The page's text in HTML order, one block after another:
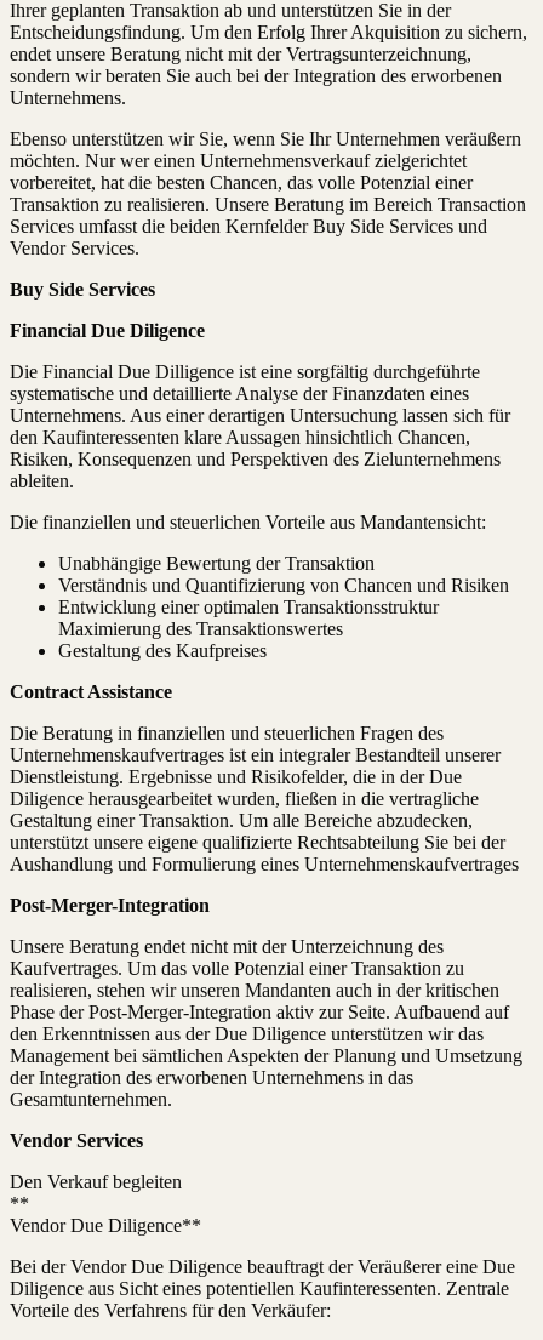
Ihrer geplanten Transaktion ab und unterstützen Sie in der
Entscheidungsfindung. Um den Erfolg Ihrer Akquisition zu sichern,
endet unsere Beratung nicht mit der Vertragsunterzeichnung,
sondern wir beraten Sie auch bei der Integration des erworbenen
Unternehmens.
Ebenso unterstützen wir Sie, wenn Sie Ihr Unternehmen veräußern
möchten. Nur wer einen Unternehmensverkauf zielgerichtet
vorbereitet, hat die besten Chancen, das volle Potenzial einer
Transaktion zu realisieren. Unsere Beratung im Bereich Transaction
Services umfasst die beiden Kernfelder Buy Side Services und
Vendor Services.
Buy Side Services
Financial Due Diligence
Die Financial Due Dilligence ist eine sorgfältig durchgeführte
systematische und detaillierte Analyse der Finanzdaten eines
Unternehmens. Aus einer derartigen Untersuchung lassen sich für
den Kaufinteressenten klare Aussagen hinsichtlich Chancen,
Risiken, Konsequenzen und Perspektiven des Zielunternehmens
ableiten.
Die finanziellen und steuerlichen Vorteile aus Mandantensicht:
Unabhängige Bewertung der Transaktion
Verständnis und Quantifizierung von Chancen und Risiken
Entwicklung einer optimalen Transaktionsstruktur
Maximierung des Transaktionswertes
Gestaltung des Kaufpreises
Contract Assistance
Die Beratung in finanziellen und steuerlichen Fragen des
Unternehmenskaufvertrages ist ein integraler Bestandteil unserer
Dienstleistung. Ergebnisse und Risikofelder, die in der Due
Diligence herausgearbeitet wurden, fließen in die vertragliche
Gestaltung einer Transaktion. Um alle Bereiche abzudecken,
unterstützt unsere eigene qualifizierte Rechtsabteilung Sie bei der
Aushandlung und Formulierung eines Unternehmenskaufvertrages
Post-Merger-Integration
Unsere Beratung endet nicht mit der Unterzeichnung des
Kaufvertrages. Um das volle Potenzial einer Transaktion zu
realisieren, stehen wir unseren Mandanten auch in der kritischen
Phase der Post-Merger-Integration aktiv zur Seite. Aufbauend auf
den Erkenntnissen aus der Due Diligence unterstützen wir das
Management bei sämtlichen Aspekten der Planung und Umsetzung
der Integration des erworbenen Unternehmens in das
Gesamtunternehmen.
Vendor Services
Den Verkauf begleiten
**
Vendor Due Diligence**
Bei der Vendor Due Diligence beauftragt der Veräußerer eine Due
Diligence aus Sicht eines potentiellen Kaufinteressenten. Zentrale
Vorteile des Verfahrens für den Verkäufer: